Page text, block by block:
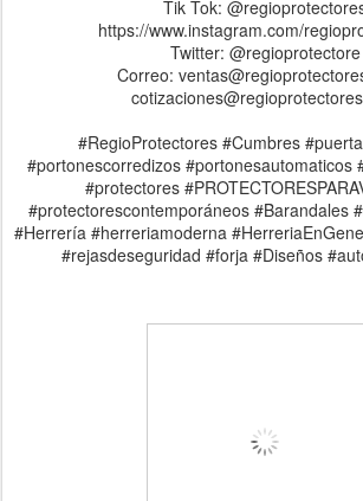
Tik Tok:
https://www.instagram.com/
Twitter: @regioprotectore
Correo:
#RegioProtectores #Cumbres
#portonescorredizos #portonesautomaticos
#protectores
#protectorescontemporáneos #Barandales
#Herrería #herreriamoderna
#rejasdeseguridad #forja #Diseños